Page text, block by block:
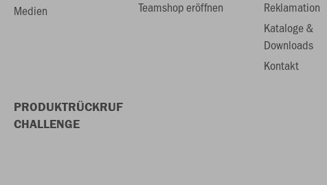
Medien
Teamshop eröffnen
Reklamation
Kataloge &
Downloads
Kontakt
PRODUKTRÜCKRUF
CHALLENGE